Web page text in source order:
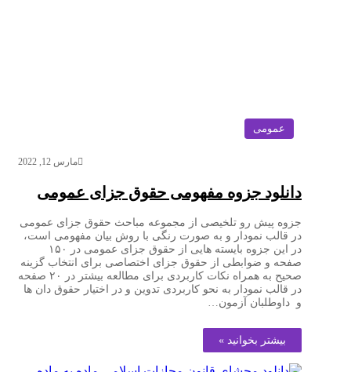
عمومی
مارس 12, 2022
دانلود جزوه مفهومی حقوق جزای عمومی
جزوه پیش رو تلخیصی از مجموعه مباحث حقوق جزای عمومی
در قالب نمودار و به صورت رنگی با روش بیان مفهومی است،
در این جزوه بایسته هایی از حقوق جزای عمومی در ۱۵۰
صفحه و ضوابطی از حقوق جزای اختصاصی برای انتخاب گزینه
صحیح به همراه نکات کاربردی برای مطالعه بیشتر در ۲۰ صفحه
در قالب نمودار به نحو کاربردی تدوین و در اختیار حقوق دان ها
و داوطلبان آزمون…
بیشتر بخوانید »